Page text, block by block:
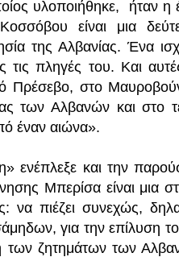
υλοποιήθηκε, ήταν η
είναι μια
της Αλβανίας. Ένα
τις πληγές του. Και
Πρέσεβο, στο
των Αλβανών και στο
έναν αιώνα».
ενέπλεξε και την
Μπερίσα είναι μια
να πιέζει συνεχώς,
για την επίλυση
των ζητημάτων των